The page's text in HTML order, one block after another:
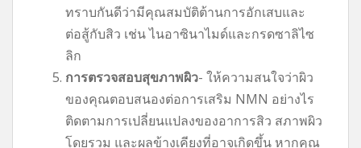
ทราบกันดีว่ามีคุณสมบัติต้านการอักเสบและ
ต่อสู้กับสิว เช่น ไนอาซินาไมด์และกรดซาลิไซ
ลิก
การตรวจสอบสุขภาพผิว- ให้ความสนใจว่าผิว
ของคุณตอบสนองต่อการเสริม NMN อย่างไร
ติดตามการเปลี่ยนแปลงของอาการสิว สภาพผิว
โดยรวม และผลข้างเคียงที่อาจเกิดขึ้น หากคุณ